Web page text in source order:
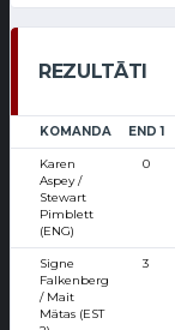
REZULTĀTI
KOMANDA END 1
Karen
Aspey /
Stewart
Pimblett
(ENG)
0
Signe
Falkenberg
/ Mait
Mätas (EST
3